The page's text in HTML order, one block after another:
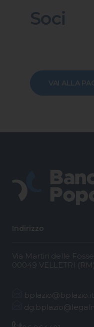
Soci
VAI ALLA
Indirizzo
Via Martiri delle
00049 VELLETRI (RM)
bplazio@bplazio.it